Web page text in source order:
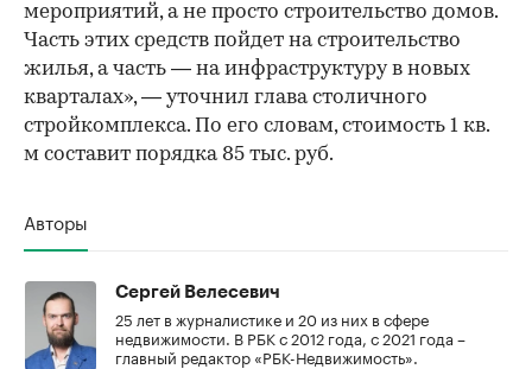
мероприятий, а не просто строительство домов.
Часть этих средств пойдет на строительство
жилья, а часть — на инфраструктуру в новых
кварталах», — уточнил глава столичного
стройкомплекса. По его словам, стоимость 1 кв.
м составит порядка 85 тыс. руб.
Авторы
Сергей Велесевич
25 лет в журналистике и 20 из них в сфере
недвижимости. В РБК с 2012 года, с 2021 года –
главный редактор «РБК-Недвижимость».